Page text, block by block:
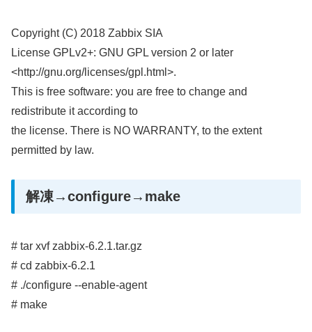
Copyright (C) 2018 Zabbix SIA
License GPLv2+: GNU GPL version 2 or later
<http://gnu.org/licenses/gpl.html>.
This is free software: you are free to change and
redistribute it according to
the license. There is NO WARRANTY, to the extent
permitted by law.
解凍→configure→make
# tar xvf zabbix-6.2.1.tar.gz
# cd zabbix-6.2.1
# ./configure --enable-agent
# make